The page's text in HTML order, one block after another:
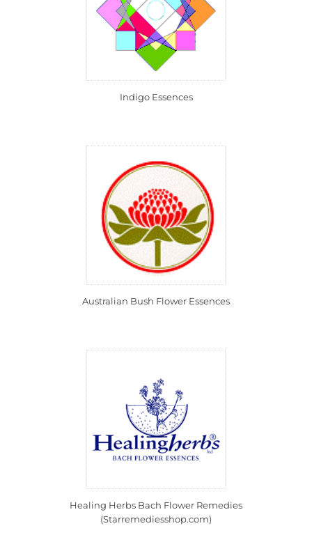
Indigo Essences
Australian Bush Flower Essences
Healing Herbs Bach Flower Remedies
(Starremediesshop.com)